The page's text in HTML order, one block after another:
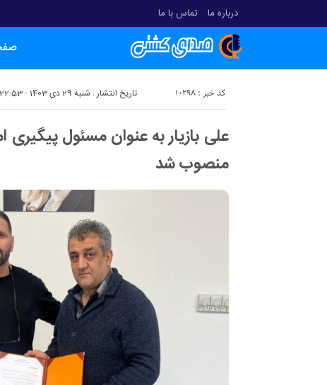
درباره ما تماس با ما
تاریخ انتشار : شنبه 29 دی 1403 - 22:53 کد خبر : 10298
علی بازیار به عنوان مسئول پیگیری
منصوب شد